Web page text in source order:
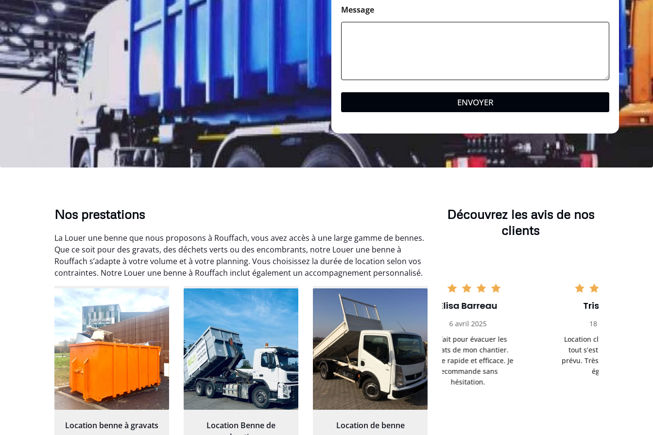
Message
ENVOYER
Nos prestations
La Louer une benne que nous proposons à Rouffach, vous avez accès à une large gamme de bennes.
Que ce soit pour des gravats, des déchets verts ou des encombrants, notre Louer une benne à
Rouffach s’adapte à votre volume et à votre planning. Vous choisissez la durée de location selon vos
contraintes. Notre Louer une benne à Rouffach inclut également un accompagnement personnalisé.
Location benne à gravats
Location Benne de
Location de benne
Découvrez les avis de nos
clients
Aurélie Bonnet
21 juin 2024
Le service de terrassement
jardin à Var était
exceptionnel. L'équipe a
travaillé de manière efficace
et professionnelle, laissant
notre jardin impeccable et
prêt pour notre nouveau
paysager.
Elisa Barreau
6 avril 2025
Parfait pour évacuer les
gravats de mon chantier.
Service rapide et efficace. Je
recommande sans
hésitation.
Tristan Noel
Location claire, tarifs justes,
tout s’est déroulé comme
prévu. Très bon service client